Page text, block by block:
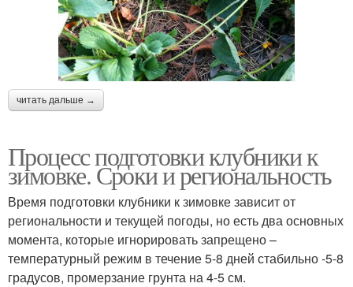
читать дальше →
Процесс подготовки клубники к
зимовке. Сроки и региональность
Время подготовки клубники к зимовке зависит от
региональности и текущей погоды, но есть два основных
момента, которые игнорировать запрещено –
температурный режим в течение 5-8 дней стабильно -5-8
градусов, промерзание грунта на 4-5 см.